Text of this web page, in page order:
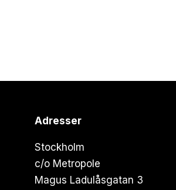
Adresser
Stockholm
c/o Metropole
Magus Ladulåsgatan 3